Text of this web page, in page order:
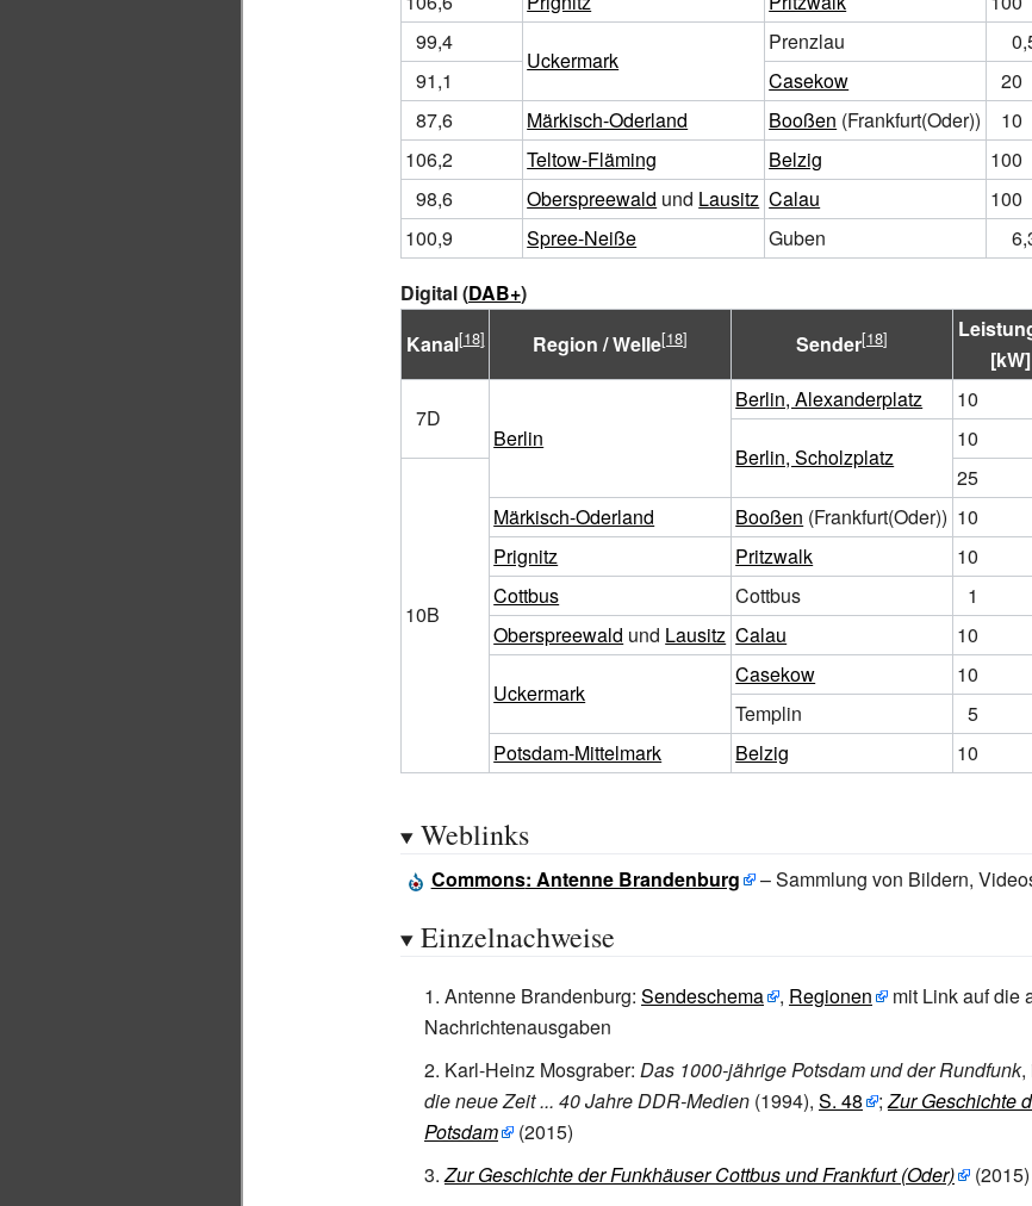
99,4
Uckermark
Prenzlau
91,1
Casekow
20
87,6
Märkisch-Oderland Booßen (Frankfurt(Oder))
10
106,2
Teltow-Fläming Belzig
100
98,6
Oberspreewald und Lausitz Calau
100
100,9
Spree-Neiße Guben
Digital (DAB+)
Kanal
Region / Welle Sender
[kW]
7D
Berlin
Berlin, Alexanderplatz 10
Berlin, Scholzplatz
10
10B
25
Märkisch-Oderland
Booßen (Frankfurt(Oder)) 10
Prignitz
Pritzwalk
10
Cottbus
Cottbus
1
Oberspreewald und Lausitz Calau 10
Uckermark
Casekow
10
Templin
5
Potsdam-Mittelmark
Belzig 10
Weblinks
Commons: Antenne Brandenburg – Sammlung von Bildern,
Einzelnachweise
Antenne Brandenburg: Sendeschema , Regionen
mit Link auf die
Nachrichtenausgaben
Karl-Heinz Mosgraber: Das 1000-jährige Potsdam und der Rundfunk,
die neue Zeit ... 40 Jahre DDR-Medien (1994), S. 48 ;Zur Geschichte
Potsdam
(2015)
Zur Geschichte der Funkhäuser Cottbus und Frankfurt (Oder)
(2015)